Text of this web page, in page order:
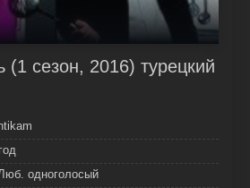
(1 сезон, 2016) турецкий
одноголосый